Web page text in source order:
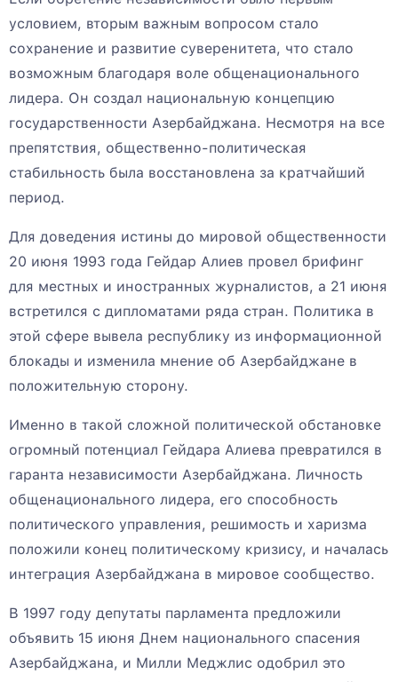
условием, вторым важным вопросом стало
сохранение и развитие суверенитета, что стало
возможным благодаря воле общенационального
лидера. Он создал национальную концепцию
государственности Азербайджана. Несмотря на все
препятствия, общественно-политическая
стабильность была восстановлена за кратчайший
период.
Для доведения истины до мировой общественности
20 июня 1993 года Гейдар Алиев провел брифинг
для местных и иностранных журналистов, а 21 июня
встретился с дипломатами ряда стран. Политика в
этой сфере вывела республику из информационной
блокады и изменила мнение об Азербайджане в
положительную сторону.
Именно в такой сложной политической обстановке
огромный потенциал Гейдара Алиева превратился в
гаранта независимости Азербайджана. Личность
общенационального лидера, его способность
политического управления, решимость и харизма
положили конец политическому кризису, и началась
интеграция Азербайджана в мировое сообщество.
В 1997 году депутаты парламента предложили
объявить 15 июня Днем национального спасения
Азербайджана, и Милли Меджлис одобрил это